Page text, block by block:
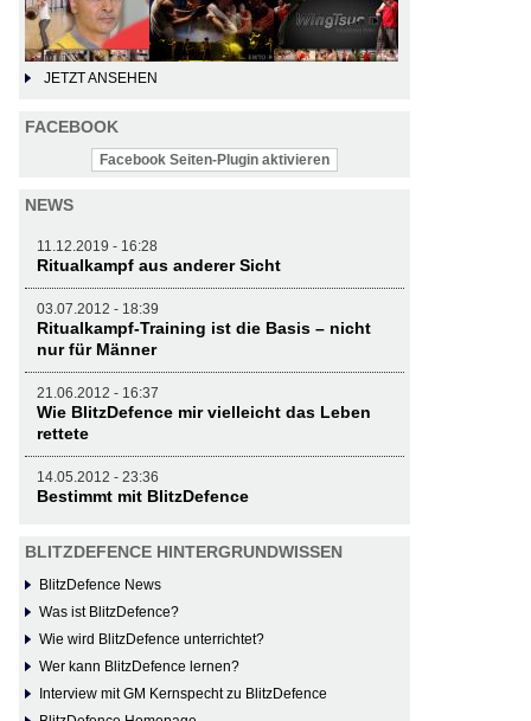
JETZT ANSEHEN
FACEBOOK
Facebook Seiten-Plugin aktivieren
NEWS
11.12.2019 - 16:28
Ritualkampf aus anderer Sicht
03.07.2012 - 18:39
Ritualkampf-Training ist die Basis – nicht
nur für Männer
21.06.2012 - 16:37
Wie BlitzDefence mir vielleicht das Leben
rettete
14.05.2012 - 23:36
Bestimmt mit BlitzDefence
BLITZDEFENCE HINTERGRUNDWISSEN
BlitzDefence News
Was ist BlitzDefence?
Wie wird BlitzDefence unterrichtet?
Wer kann BlitzDefence lernen?
Interview mit GM Kernspecht zu BlitzDefence